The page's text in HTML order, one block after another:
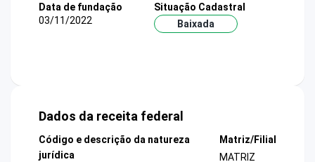
Data de fundação
03/11/2022
Situação Cadastral
Baixada
Dados da receita federal
Código e descrição da natureza
jurídica
Matriz/Filial
MATRIZ